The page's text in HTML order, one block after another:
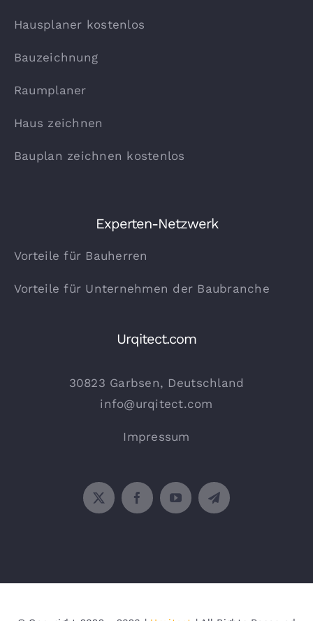
Urqitect.com
30823 Garbsen, Deutschland
info@urqitect.com
Impressum
Hausplaner kostenlos
Bauzeichnung
Raumplaner
Haus zeichnen
Bauplan zeichnen kostenlos
Experten-Netzwerk
Vorteile für Bauherren
Vorteile für Unternehmen der Baubranche